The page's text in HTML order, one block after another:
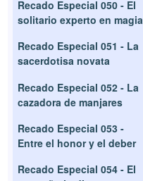
Recado Especial 050 - El
solitario experto en magia
Recado Especial 051 - La
sacerdotisa novata
Recado Especial 052 - La
cazadora de manjares
Recado Especial 053 -
Entre el honor y el deber
Recado Especial 054 - El